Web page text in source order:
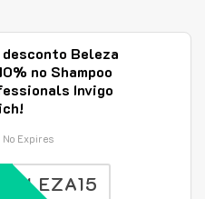
desconto Beleza
no Shampoo
Invigo
No Expires
BELEZA15